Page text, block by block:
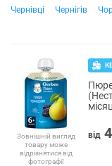
Чернівці
Чернігів
Зовнішній вигляд
товару може
відрізнятися від
фотографії
Пюре
від